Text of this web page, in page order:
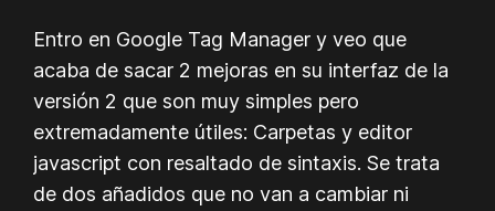
Entro en Google Tag Manager y veo que
acaba de sacar 2 mejoras en su interfaz de la
versión 2 que son muy simples pero
extremadamente útiles: Carpetas y editor
javascript con resaltado de sintaxis. Se trata
de dos añadidos que no van a cambiar ni